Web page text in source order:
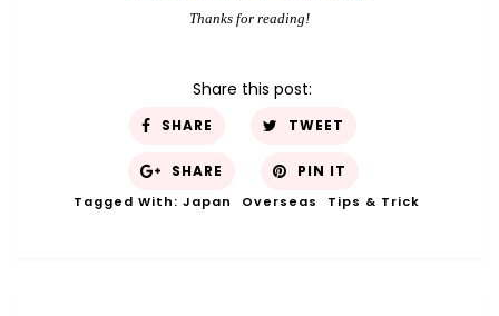
Thanks for reading!
Share this post:
SHARE TWEET
SHARE PIN IT
Tagged With: Japan Overseas Tips & Trick